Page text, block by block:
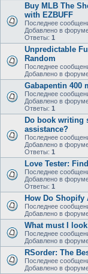
Buy MLB The
with EZBUFF
Последнее
Добавлено в
Ответы: 1
Unpredictable
Random
Последнее
Добавлено в
Gabapentin 400
Последнее
Добавлено в
Ответы: 1
Do book writing
assistance?
Последнее
Добавлено в
Ответы: 1
Love Tester:
Последнее
Добавлено в
Ответы: 1
How Do Shopify
Последнее
Добавлено в
What must I
Последнее
Добавлено в
RSorder: The
Последнее
Добавлено в